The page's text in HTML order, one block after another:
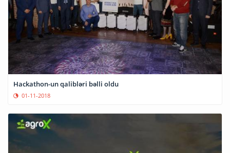
Hackathon-un qalibləri bəlli oldu
01-11-2018